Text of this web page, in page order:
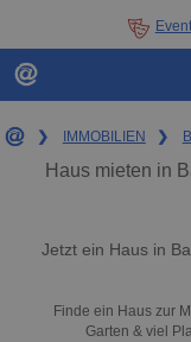
Event
❯ IMMOBILIEN ❯
Haus mieten in
Jetzt ein Haus in
Finde ein Haus zur
Garten & viel